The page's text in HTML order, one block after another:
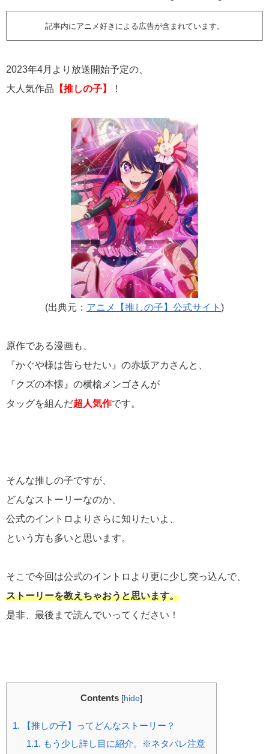
記事内にアニメ好きによる広告が含まれています。
2023年4月より放送開始予定の、
大人気作品 【推しの子】 ！
(出典元： アニメ【推しの子】公式サイト )
原作である漫画も、
『かぐや様は告らせたい』の赤坂アカさんと、
『クズの本懐』の横槍メンゴさんが
タッグを組んだ超人気作です。
そんな推しの子ですが、
どんなストーリーなのか、
公式のイントロよりさらに知りたいよ、
という方も多いと思います。
そこで今回は公式のイントロより更に少し突っ込んで、
ストーリーを教えちゃおうと思います。
是非、最後まで読んでいってください！
Contents [hide]
1. 【推しの子】ってどんなストーリー？
1.1. もう少し詳し目に紹介。※ネタバレ注意